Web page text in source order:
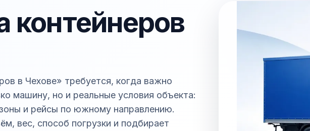
контейнеров
в Чехове» требуется, когда важно
машину, но и реальные условия объекта:
и рейсы по южному направлению.
вес, способ погрузки и подбирает